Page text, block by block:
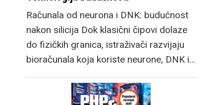
Računala od neurona i DNK: budućnost
nakon silicija Dok klasični čipovi dolaze
do fizičkih granica, istraživači razvijaju
bioračunala koja koriste neurone, DNK i…